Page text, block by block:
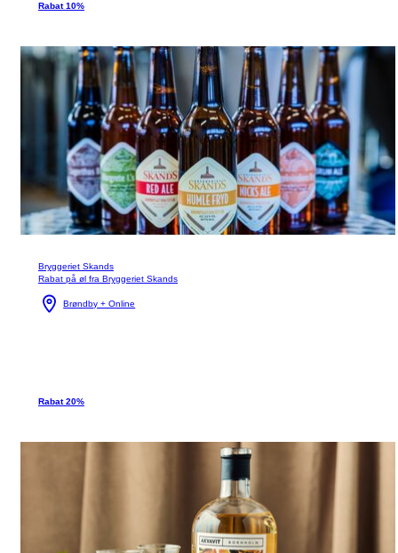
Rabat 10%
Bryggeriet Skands
Rabat på øl fra Bryggeriet Skands
Brøndby + Online
Rabat 20%